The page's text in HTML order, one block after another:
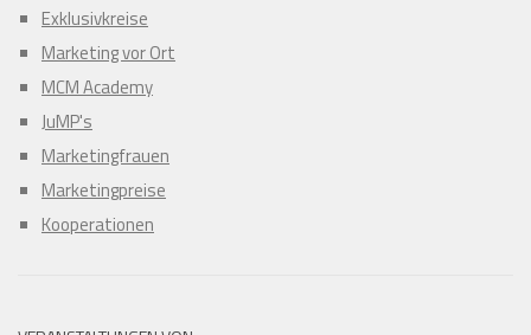
Exklusivkreise
Marketing vor Ort
MCM Academy
JuMP's
Marketingfrauen
Marketingpreise
Kooperationen